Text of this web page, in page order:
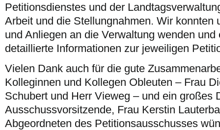
Petitionsdienstes und der
Arbeit und die Stellungnahmen. Wir konnten
und Anliegen an die Verwaltung wenden und
detaillierte Informationen zur jeweiligen
Vielen Dank auch für die gute
Kolleginnen und Kollegen Obleuten – Frau
Schubert und Herr Vieweg – und ein großes
Ausschussvorsitzende, Frau Kerstin
Abgeordneten des Petitionsausschusses